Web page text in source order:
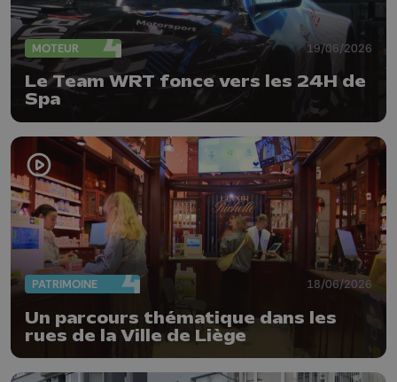
MOTEUR 19/06/2026
Le Team WRT fonce vers les 24H de
Spa
PATRIMOINE 18/06/2026
Un parcours thématique dans les
rues de la Ville de Liège